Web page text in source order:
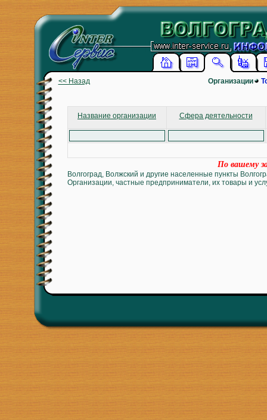
<< Назад Организации
Название организации Сфера деятельности
По вашему
Волгоград, Волжский и другие населенные пункты
Организации, частные предприниматели, их товары и